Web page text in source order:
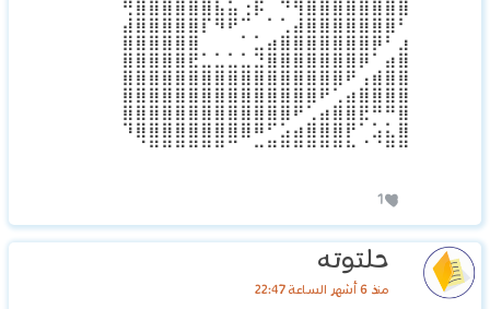
⢰⣿⣿⣿⣿⣿⡿⣿⣿⠴⠋⠄⠄⢸⣿⣿⣿⣿⣿⣿⣿⡟
⣿⣿⣿⣿⣿⣿⠃⠈⠁⠄⠄⢀⣴⣿⣿⣿⣿⣿⣿⣿⡟⢀
⣿⣿⣿⣿⣿⣿⠄⠄⠄⠄⢶⣿⣿⣿⣿⣿⣿⣿⣿⠏⢀⣾
⣿⣿⣿⣿⣿⣷⣶⣶⣶⣶⣶⣿⣿⣿⣿⣿⣿⣿⠋⣠⣿⣿
⣿⣿⣿⣿⣿⣿⣿⣿⣿⣿⣿⣿⣿⣿⣿⣿⠟⢁⣼⣿⣿⣿
⣿⣿⣿⣿⣿⣿⣿⣿⣿⣿⣿⣿⣿⣿⠟⢁⣴⣿⣿⣿⣿⣿
⢿⣿⣿⣿⣿⣿⣿⣿⣿⣿⣿⡿⠟⢁⣴⣿⣿⣿⠗⠄⠄⣿
⠈⠻⣿⣿⣿⣿⣿⣿⠿⠛⣉⣤⣾⣿⣿⣿⣿⣇⠠⠺⣷⣿
1
حلتوته
منذ 6 أشهر الساعة 22:47